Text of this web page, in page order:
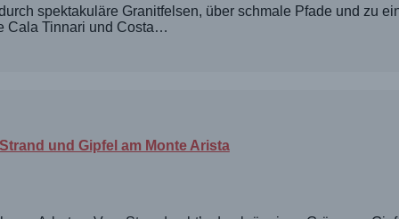
spektakuläre Granitfelsen, über schmale Pfade und zu
Cala Tinnari und Costa…
und Gipfel am Monte Arista